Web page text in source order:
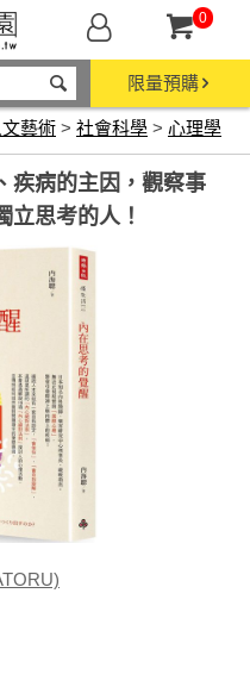
0
限量預購
文藝術 > 社會科學 > 心理學
疾病的主因，觀察事
立思考的人！